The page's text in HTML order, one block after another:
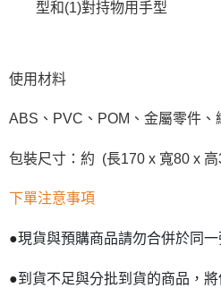
型和(1)對持物用手型
使用材料
ABS、PVC、POM、金屬零件、
包裝尺寸：約 (長170 x 寬80 x
下單注意事項
●現貨與預購商品請勿合併於同一
●到貨不足與分批到貨的商品，